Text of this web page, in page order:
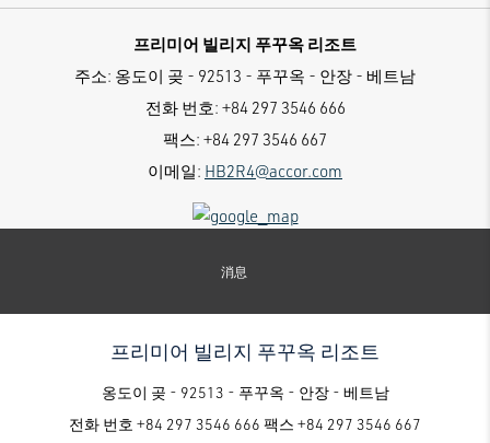
프리미어 빌리지 푸꾸옥 리조트
주소: 옹도이 곶 - 92513 - 푸꾸옥 - 안장 - 베트남
전화 번호: +84 297 3546 666
팩스: +84 297 3546 667
이메일: HB2R4@accor.com
消息
프리미어 빌리지 푸꾸옥 리조트
옹도이 곶 - 92513 - 푸꾸옥 - 안장 - 베트남
전화 번호 +84 297 3546 666 팩스 +84 297 3546 667